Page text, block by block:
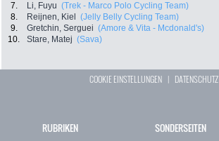
7.
Li, Fuyu (Trek - Marco Polo Cycling Team)
8.
Reijnen, Kiel (Jelly Belly Cycling Team)
9.
Gretchin, Serguei (Amore & Vita - Mcdonald's)
10.
Stare, Matej (Sava)
COOKIE EINSTELLUNGEN | DATENSCHUTZ
RUBRIKEN SONDERSEITEN